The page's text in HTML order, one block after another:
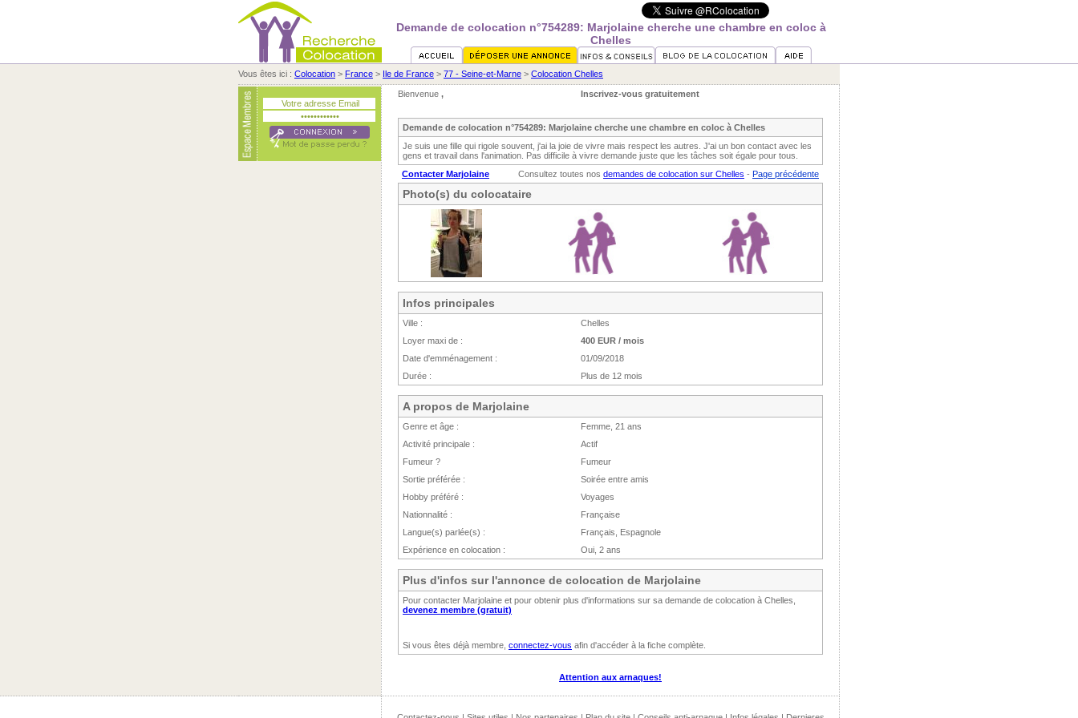
Demande de colocation n°754289: Marjolaine cherche une chambre en coloc à
Chelles
Vous êtes ici : Colocation > France > Ile de France > 77 - Seine-et-Marne > Colocation Chelles
Bienvenue , Inscrivez-vous gratuitement
Demande de colocation n°754289: Marjolaine cherche une chambre en coloc à Chelles
Je suis une fille qui rigole souvent, j'ai la joie de vivre mais respect les autres. J'ai un bon contact avec les
gens et travail dans l'animation. Pas difficile à vivre demande juste que les tâches soit égale pour tous.
Contacter Marjolaine
Consultez toutes nos demandes de colocation sur Chelles - Page précédente
Photo(s) du colocataire
Infos principales
Ville :
Chelles
Loyer maxi de :
400 EUR / mois
Date d'emménagement :
01/09/2018
Durée :
Plus de 12 mois
A propos de Marjolaine
Genre et âge :
Femme, 21 ans
Activité principale :
Actif
Fumeur ?
Fumeur
Sortie préférée :
Soirée entre amis
Hobby préféré :
Voyages
Nationnalité :
Française
Langue(s) parlée(s) :
Français, Espagnole
Expérience en colocation :
Oui, 2 ans
Plus d'infos sur l'annonce de colocation de Marjolaine
Pour contacter Marjolaine et pour obtenir plus d'informations sur sa demande de colocation à Chelles,
devenez membre (gratuit)
Si vous êtes déjà membre, connectez-vous afin d'accéder à la fiche complète.
Attention aux arnaques!